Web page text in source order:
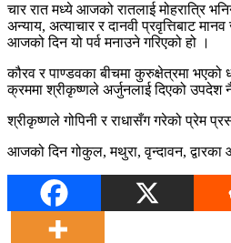
चार रात मध्ये आजको रातलाई मोहरात्रि
अन्याय, अत्याचार र दानवी प्रवृत्तिबाट
आजको दिन यो पर्व मनाउने गरिएको हो ।
कौरव र पाण्डवका बीचमा कुरुक्षेत्रमा भएको
क्रममा श्रीकृष्णले अर्जुनलाई दिएको उपदेश नै
श्रीकृष्णले गोपिनी र राधासँग गरेको प्रेम
आजको दिन गोकुल, मथुरा, वृन्दावन, द्वारका